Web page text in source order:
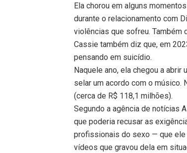
Ela chorou em alguns
durante o relacionamento com
violências que sofreu. Também
Cassie também diz que, em
pensando em suicídio.
Naquele ano, ela chegou a
selar um acordo com o músico.
(cerca de R$ 118,1 milhões).
Segundo a agência de notícias
que poderia recusar as
profissionais do sexo — que ele
vídeos que gravou dela em